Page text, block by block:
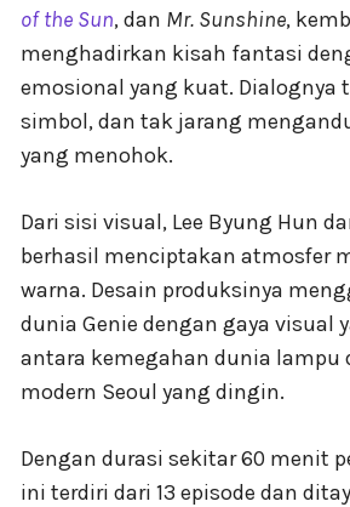
of the Sun, dan Mr. Sunshine,
menghadirkan kisah fantasi
emosional yang kuat. Dialognya
simbol, dan tak jarang
yang menohok.
Dari sisi visual, Lee Byung Hun
berhasil menciptakan atmosfer
warna. Desain produksinya
dunia Genie dengan gaya visual
antara kemegahan dunia lampu
modern Seoul yang dingin.
Dengan durasi sekitar 60 menit
ini terdiri dari 13 episode dan